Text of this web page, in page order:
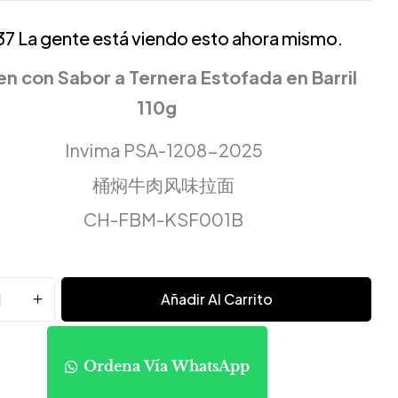
La gente está viendo esto ahora mismo.
con Sabor a Ternera Estofada en Barril
110g
Invima PSA-1208-2025
桶焖牛肉风味拉面
CH-FBM-KSF001B
Añadir Al Carrito
Ordena Vía WhatsApp